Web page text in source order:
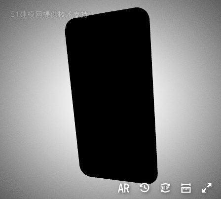
1688